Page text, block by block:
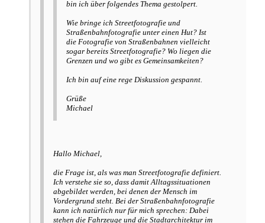
bin ich über folgendes Thema gestolpert.
Wie bringe ich Streetfotografie und
Straßenbahnfotografie unter einen Hut? Ist
die Fotografie von Straßenbahnen vielleicht
sogar bereits Streetfotografie? Wo liegen die
Grenzen und wo gibt es Gemeinsamkeiten?
Ich bin auf eine rege Diskussion gespannt.
Grüße
Michael
Hallo Michael,
die Frage ist, als was man Streetfotografie definiert.
Ich verstehe sie so, dass damit Alltagssituationen
abgebildet werden, bei denen der Mensch im
Vordergrund steht. Bei der Straßenbahnfotografie
kann ich natürlich nur für mich sprechen: Dabei
stehen die Fahrzeuge und die Stadtarchitektur im